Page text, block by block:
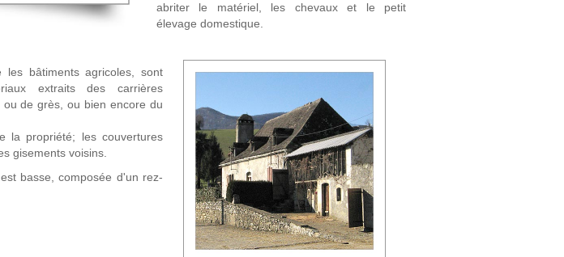
abriter le matériel, les chevaux et le petit
élevage domestique.
les bâtiments agricoles, sont
extraits des carrières
de grès, ou bien encore du
la propriété; les couvertures
gisements voisins.
basse, composée d'un rez-